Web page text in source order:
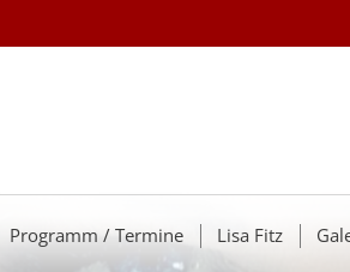
Programm / Termine Lisa Fitz